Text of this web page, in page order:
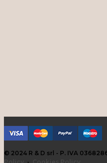
© 2024 R & D srl - P. IVA